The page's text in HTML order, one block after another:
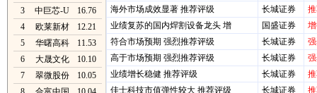
3
中巨芯-U
16.76
4
欧莱新材
12.21
5
华曙高科
11.53
6
大晟文化
10.10
7
翠微股份
10.05
海外市场成效显著 推荐评级
长城证券
业绩复苏的国内焊割设备龙头 增
国盛证券
符合市场预期 强烈推荐评级
长城证券
高于市场预期 强烈推荐评级
长城证券
业绩增长稳健 推荐评级
长城证券
佳士科技市值弹性较大 推荐评级
长城证券